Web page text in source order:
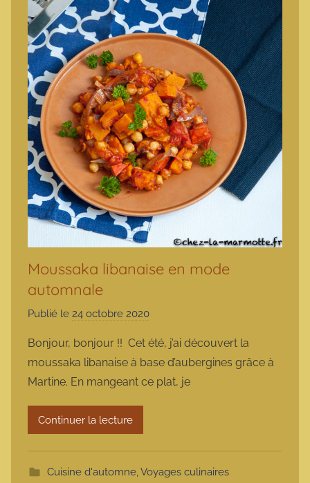
Moussaka libanaise en mode
automnale
Publié le 24 octobre 2020
r
m
a
t
Bonjour, bonjour !! Cet été, j’ai découvert la
moussaka libanaise à base d’aubergines grâce à
Martine. En mangeant ce plat, je
Continuer la lecture
Cuisine d'automne,Voyages culinaires